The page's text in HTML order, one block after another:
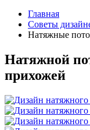
Главная
Советы
Натяжные
Натяжной
прихожей